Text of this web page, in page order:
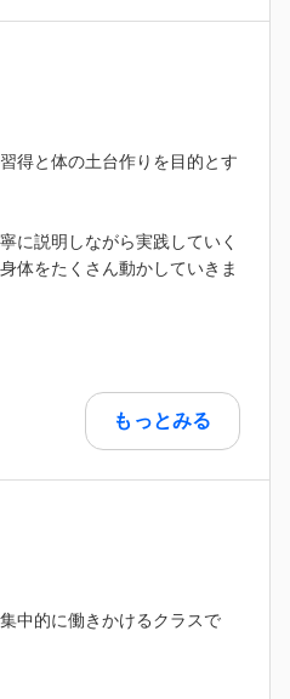
得と体の土台作りを目的とす
に説明しながら実践していく
体をたくさん動かしていきま
もっとみる
中的に働きかけるクラスで